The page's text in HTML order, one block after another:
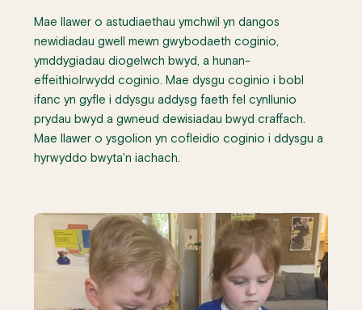
Mae llawer o astudiaethau ymchwil yn dangos
newidiadau gwell mewn gwybodaeth coginio,
ymddygiadau diogelwch bwyd, a hunan-
effeithiolrwydd coginio. Mae dysgu coginio i bobl
ifanc yn gyfle i ddysgu addysg faeth fel cynllunio
prydau bwyd a gwneud dewisiadau bwyd craffach.
Mae llawer o ysgolion yn cofleidio coginio i ddysgu a
hyrwyddo bwyta'n iachach.